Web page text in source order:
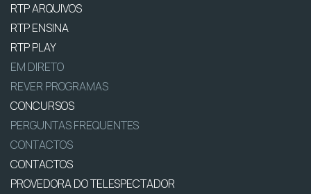
RTP ARQUIVOS
RTP ENSINA
RTP PLAY
EM DIRETO
REVER PROGRAMAS
CONCURSOS
PERGUNTAS FREQUENTES
CONTACTOS
CONTACTOS
PROVEDORA DO TELESPECTADOR